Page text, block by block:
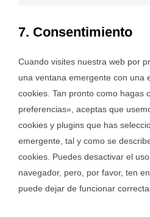
7. Consentimiento
Cuando visites nuestra web por
una ventana emergente con una
cookies. Tan pronto como hagas
preferencias», aceptas que
cookies y plugins que has
emergente, tal y como se
cookies. Puedes desactivar el
navegador, pero, por favor, ten
puede dejar de funcionar